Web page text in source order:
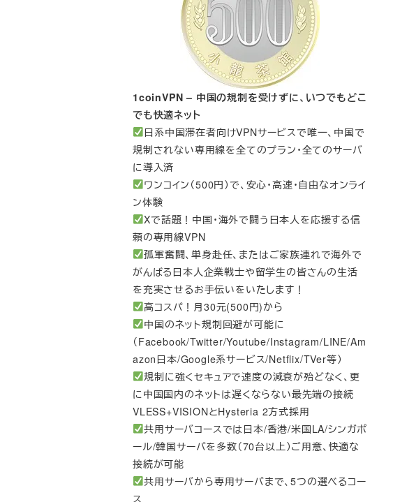
1coinVPN – 中国の規制を受けずに、いつでもどこ
でも快適ネット
日系中国滞在者向けVPNサービスで唯一、中国で
規制されない専用線を全てのプラン・全てのサーバ
に導入済
ワンコイン（500円）で、安心・高速・自由なオンライ
ン体験
Xで話題！中国・海外で闘う日本人を応援する信
頼の専用線VPN
孤軍奮闘、単身赴任、またはご家族連れで海外で
がんばる日本人企業戦士や留学生の皆さんの生活
を充実させるお手伝いをいたします！
高コスパ！月30元(500円)から
中国のネット規制回避が可能に
（Facebook/Twitter/Youtube/Instagram/LINE/Am
azon日本/Google系サービス/Netflix/TVer等）
規制に強くセキュアで速度の減衰が殆どなく、更
に中国国内のネットは遅くならない最先端の接続
VLESS+VISIONとHysteria 2方式採用
共用サーバコースでは日本/香港/米国LA/シンガポ
ール/韓国サーバを多数（70台以上）ご用意、快適な
接続が可能
共用サーバから専用サーバまで、5つの選べるコー
ス